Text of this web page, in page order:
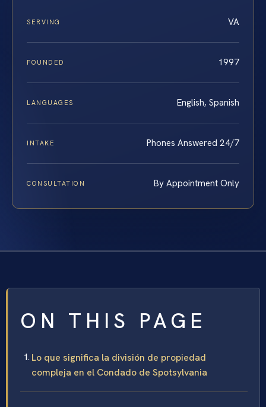
SERVING VA
FOUNDED 1997
LANGUAGES English, Spanish
INTAKE Phones Answered 24/7
CONSULTATION By Appointment Only
ON THIS PAGE
Lo que significa la división de propiedad
compleja en el Condado de Spotsylvania